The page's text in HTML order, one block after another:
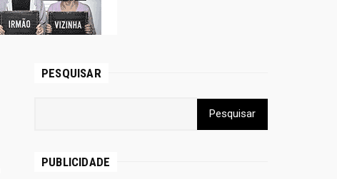
PESQUISAR
PUBLICIDADE